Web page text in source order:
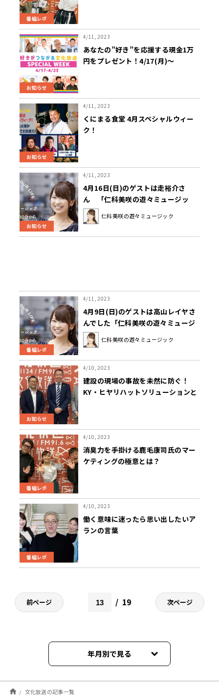
番組レポ
お知らせ
4/11, 2023
あなたの”好き”を応援する現金1万
円をプレゼント！4/17(月)〜
お知らせ
4/11, 2023
くにまる食堂 4月スペシャルウィー
ク！
お知らせ
4/11, 2023
4月16日(日)のゲストは走裕介さ
ん 「仁科美咲の遊々ミュージッ
ク」
仁科美咲の遊々ミュージック
番組レポ
4/11, 2023
4月9日(日)のゲストは高山レイヤさ
んでした「仁科美咲の遊々ミュージ
ック」
仁科美咲の遊々ミュージック
お知らせ
4/10, 2023
建設の現場の事故を未然に防ぐ！
KY・ヒヤリハットソリューションと
番組レポ
4/10, 2023
消臭力を手掛ける鹿毛康司氏のマー
ケティングの極意とは？
番組レポ
4/10, 2023
働く意味に迷ったら思い出したいア
ランの言葉
前ページ 19 次ページ
年月別で見る
2026年8月
文化放送の記事一覧